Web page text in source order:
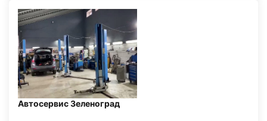
Автосервис Зеленоград